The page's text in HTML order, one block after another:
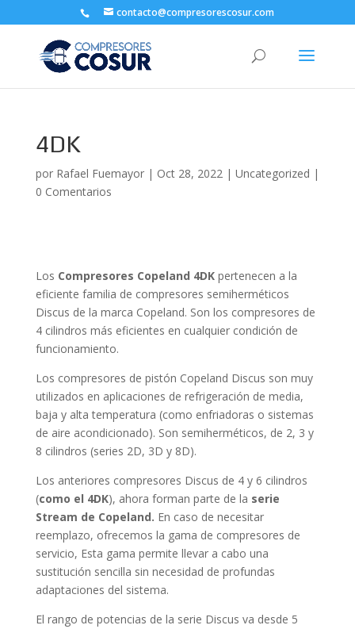
contacto@compresorescosur.com
4DK
por Rafael Fuemayor| Oct 28, 2022| Uncategorized |
0 Comentarios
Los Compresores Copeland 4DKpertenecen a la
eficiente familia de compresores semiherméticos
Discus de la marca Copeland. Son los compresores de
4 cilindros más eficientes en cualquier condición de
funcionamiento.
Los compresores de pistón Copeland Discus son muy
utilizados en aplicaciones de refrigeración de media,
baja y alta temperatura (como enfriadoras o sistemas
de aire acondicionado). Son semiherméticos, de 2, 3 y
8 cilindros (series 2D, 3D y 8D).
Los anteriores compresores Discus de 4 y 6 cilindros
(como el 4DK), ahora forman parte de la serie
Stream de Copeland. En caso de necesitar
reemplazo, ofrecemos la gama de compresores de
servicio, Esta gama permite llevar a cabo una
sustitución sencilla sin necesidad de profundas
adaptaciones del sistema.
El rango de potencias de la serie Discus va desde 5